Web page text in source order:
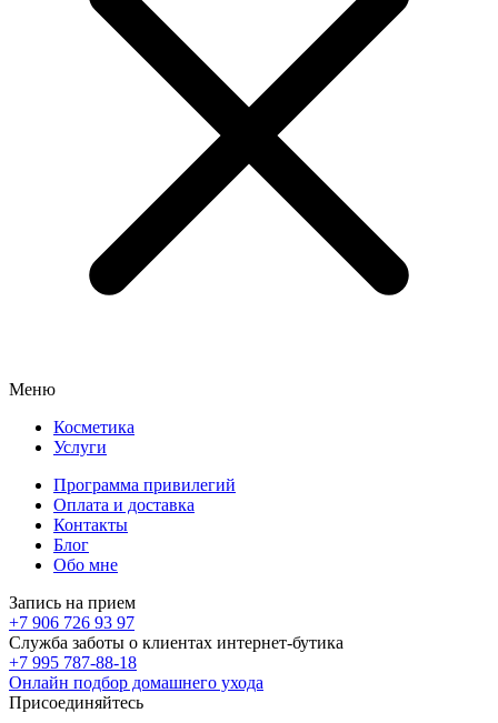
Меню
Косметика
Услуги
Программа привилегий
Оплата и доставка
Контакты
Блог
Обо мне
Запись на прием
+7 906 726 93 97
Служба заботы о клиентах интернет-бутика
+7 995 787-88-18
Онлайн подбор домашнего ухода
Присоединяйтесь